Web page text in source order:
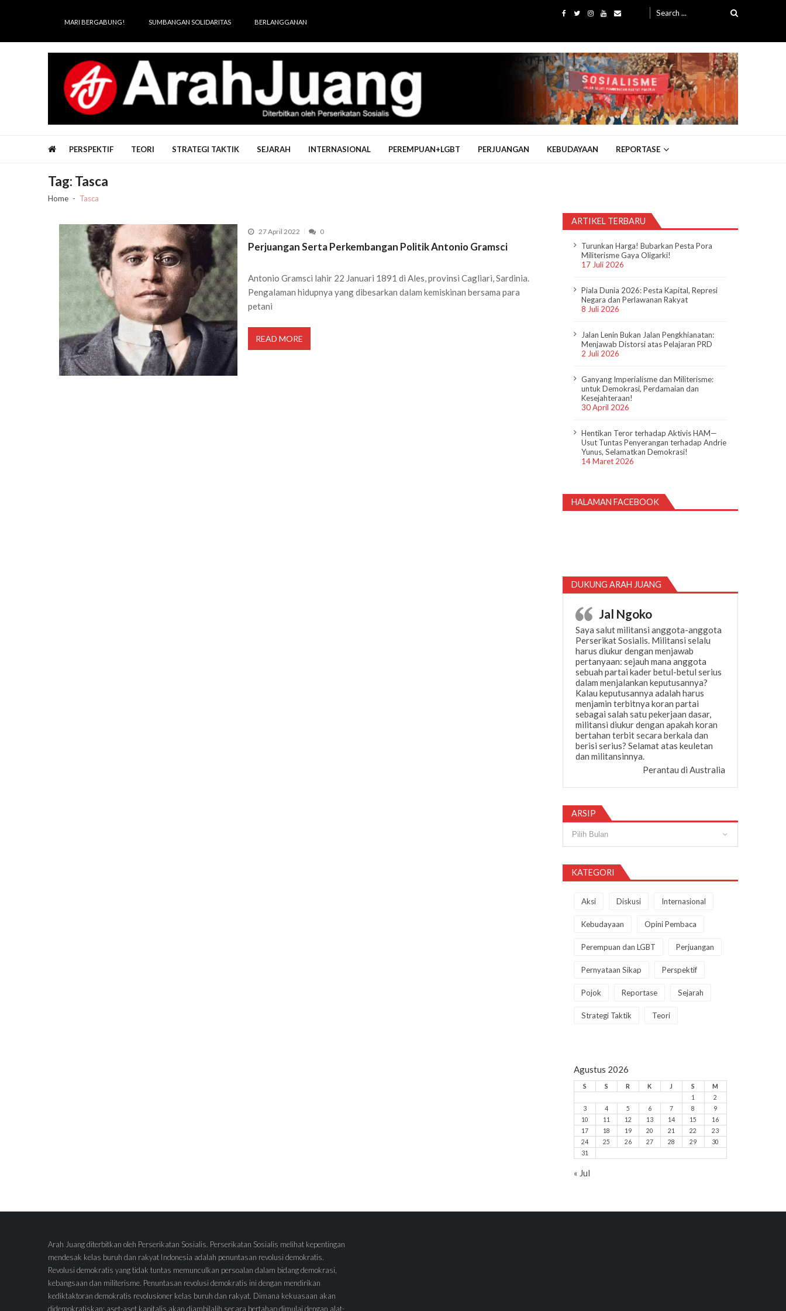
MARI BERGABUNG! SUMBANGAN SOLIDARITAS BERLANGGANAN
for:
PERSPEKTIF TEORI STRATEGI TAKTIK SEJARAH INTERNASIONAL PEREMPUAN+LGBT PERJUANGAN KEBUDAYAAN REPORTASE
Tag: Tasca
Home Tasca
27 April 2022 0
Perjuangan Serta Perkembangan Politik Antonio Gramsci
Antonio Gramsci lahir 22 Januari 1891 di Ales, provinsi Cagliari, Sardinia.
Pengalaman hidupnya yang dibesarkan dalam kemiskinan bersama para
petani
READ MORE
ARTIKEL TERBARU
Turunkan Harga! Bubarkan Pesta Pora
Militerisme Gaya Oligarki!
17 Juli 2026
Piala Dunia 2026: Pesta Kapital, Represi
Negara dan Perlawanan Rakyat
8 Juli 2026
Jalan Lenin Bukan Jalan Pengkhianatan:
Menjawab Distorsi atas Pelajaran PRD
2 Juli 2026
Ganyang Imperialisme dan Militerisme:
untuk Demokrasi, Perdamaian dan
Kesejahteraan!
30 April 2026
Hentikan Teror terhadap Aktivis HAM—
Usut Tuntas Penyerangan terhadap Andrie
Yunus, Selamatkan Demokrasi!
14 Maret 2026
HALAMAN FACEBOOK
DUKUNG ARAH JUANG
Jal Ngoko
Saya salut militansi anggota-anggota
Perserikat Sosialis. Militansi selalu
harus diukur dengan menjawab
pertanyaan: sejauh mana anggota
sebuah partai kader betul-betul serius
dalam menjalankan keputusannya?
Kalau keputusannya adalah harus
menjamin terbitnya koran partai
sebagai salah satu pekerjaan dasar,
militansi diukur dengan apakah koran
bertahan terbit secara berkala dan
berisi serius? Selamat atas keuletan
dan militansinnya.
Perantau di Australia
ARSIP
KATEGORI
Aksi Diskusi Internasional
Kebudayaan Opini Pembaca
Perempuan dan LGBT Perjuangan
Pernyataan Sikap Perspektif
Pojok Reportase Sejarah
Strategi Taktik Teori
Agustus 2026
S S R K J S
M
1
2
3
4 5 6 7 8
9
10
11 12 13 14 15
16
17
18 19 20 21 22
23
24
25 26 27 28 29
30
31
« Jul
Arah Juang diterbitkan oleh Perserikatan Sosialis. Perserikatan Sosialis melihat kepentingan
mendesak kelas buruh dan rakyat Indonesia adalah penuntasan revolusi demokratis.
Revolusi demokratis yang tidak tuntas memunculkan persoalan dalam bidang demokrasi,
kebangsaan dan militerisme. Penuntasan revolusi demokratis ini dengan mendirikan
kediktaktoran demokratis revolusioner kelas buruh dan rakyat. Dimana kekuasaan akan
didemokratiskan; aset-aset kapitalis akan diambilalih secara bertahap dimulai dengan alat-